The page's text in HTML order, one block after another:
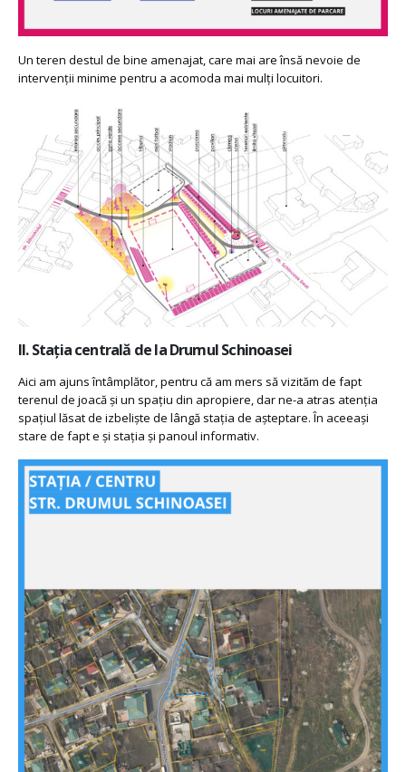
Un teren destul de bine amenajat, care mai are însă nevoie de
intervenții minime pentru a acomoda mai mulți locuitori.
II. Stația centrală de la Drumul Schinoasei
Aici am ajuns întâmplător, pentru că am mers să vizităm de fapt
terenul de joacă și un spațiu din apropiere, dar ne-a atras atenția
spațiul lăsat de izbeliște de lângă stația de așteptare. În aceeași
stare de fapt e și stația și panoul informativ.